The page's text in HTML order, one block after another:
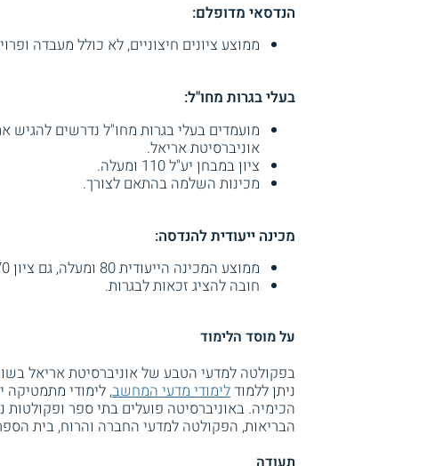
הנדסאי מדופלם:
ממוצע ציונים חיצוניים, לא כולל מעבדה ופרויקט –
בעלי בגרות מחו"ל:
מועמדים בעלי בגרות מחו"ל נדרשים להגיש
אוניברסיטת אריאל.
ציון במבחן יע"ל 110 ומעלה.
מכינות השלמה בהתאם לצורך.
מכינה ייעודית להנדסה:
ממוצע המכינה הייעודית 80 ומעלה, גם ציון 70 ומעלה בכל אחד מן המקצועות.
חובה להציג זכאות לבגרות.
על מוסד הלימוד
בפקולטה למדעי הטבע של אוניברסיטת אריאל
ניתן ללמודלימודי מדעי המחשב, לימודי מתמטיקה
הכימיה. באוניברסיטה פועלים בתי ספר ופקולטות
הבריאות, הפקולטה למדעי החברה והרוח, בית